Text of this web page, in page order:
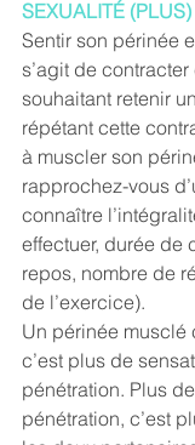
SEXUALITÉ
Sentir son périnée
s’agit de
souhaitant retenir
répétant cette
à muscler son
rapprochez-vous
connaître
effectuer, durée de
repos, nombre de
de l’exercice).
Un périnée musclé
c’est plus de
pénétration. Plus
pénétration, c’est